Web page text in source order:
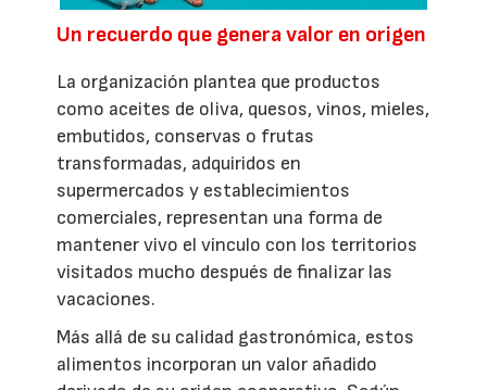
Un recuerdo que genera valor en origen
La organización plantea que productos
como aceites de oliva, quesos, vinos, mieles,
embutidos, conservas o frutas
transformadas, adquiridos en
supermercados y establecimientos
comerciales, representan una forma de
mantener vivo el vínculo con los territorios
visitados mucho después de finalizar las
vacaciones.
Más allá de su calidad gastronómica, estos
alimentos incorporan un valor añadido